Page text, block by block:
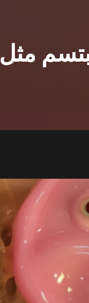
مثل